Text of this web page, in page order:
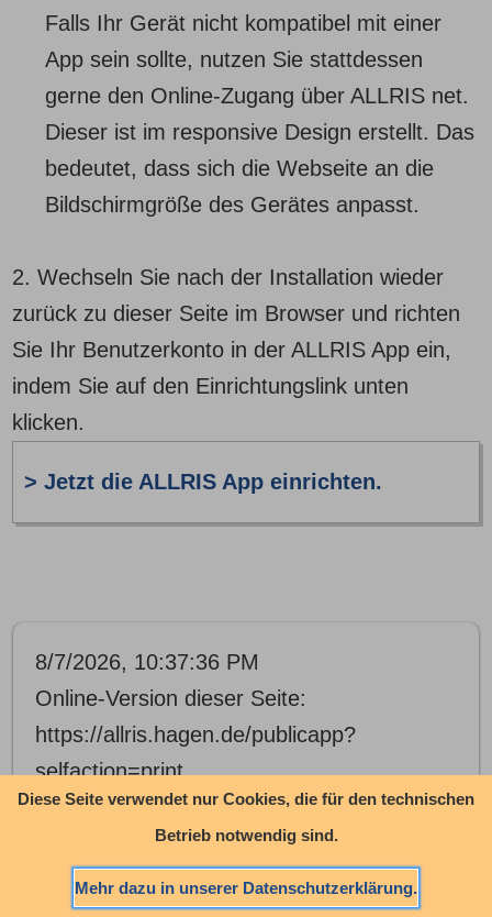
Diese Seite verwendet nur Cookies, die für den technischen
Betrieb notwendig sind.
Mehr dazu in unserer Datenschutzerklärung.
Falls Ihr Gerät nicht kompatibel mit einer
App sein sollte, nutzen Sie stattdessen
gerne den Online-Zugang über ALLRIS net.
Dieser ist im responsive Design erstellt. Das
bedeutet, dass sich die Webseite an die
Bildschirmgröße des Gerätes anpasst.
2. Wechseln Sie nach der Installation wieder
zurück zu dieser Seite im Browser und richten
Sie Ihr Benutzerkonto in der ALLRIS App ein,
indem Sie auf den Einrichtungslink unten
klicken.
> Jetzt die ALLRIS App einrichten.
8/7/2026, 10:37:36 PM
Online-Version dieser Seite:
https://allris.hagen.de/publicapp?
selfaction=print